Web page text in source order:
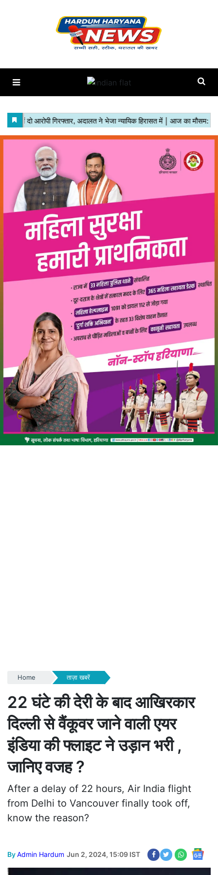
Home ताज़ा खबरें
22 घंटे की देरी के बाद आखिरकार
दिल्ली से वैंकूवर जाने वाली एयर
इंडिया की फ्लाइट ने उड़ान भरी ,
जानिए वजह ?
After a delay of 22 hours, Air India flight
from Delhi to Vancouver finally took off,
know the reason?
ByAdmin Hardum Jun 2, 2024, 15:09 IST